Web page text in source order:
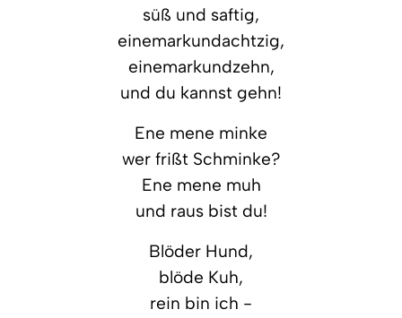
süß und saftig,
einemarkundachtzig,
einemarkundzehn,
und du kannst gehn!
Ene mene minke
wer frißt Schminke?
Ene mene muh
und raus bist du!
Blöder Hund,
blöde Kuh,
rein bin ich -